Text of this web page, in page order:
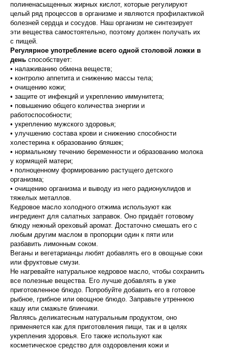
полиненасыщенных жирных кислот, которые регулируют
целый ряд процессов в организме и являются профилактикой
болезней сердца и сосудов. Наш организм не синтезирует
эти вещества самостоятельно, поэтому должен получать их
с пищей.
Регулярное употребление всего одной столовой ложки в
день способствует:
• налаживанию обмена веществ;
• контролю аппетита и снижению массы тела;
• очищению кожи;
• защите от инфекций и укреплению иммунитета;
• повышению общего количества энергии и
работоспособности;
• укреплению мужского здоровья;
• улучшению состава крови и снижению способности
холестерина к образованию бляшек;
• нормальному течению беременности и образованию молока
у кормящей матери;
• полноценному формированию растущего детского
организма;
• очищению организма и выводу из него радионуклидов и
тяжелых металлов.
Кедровое масло холодного отжима используют как
ингредиент для салатных заправок. Оно придаёт готовому
блюду нежный ореховый аромат. Достаточно смешать его с
любым другим маслом в пропорции один к пяти или
разбавить лимонным соком.
Веганы и вегетарианцы любят добавлять его в овощные соки
или фруктовые смузи.
Не нагревайте натуральное кедровое масло, чтобы сохранить
все полезные вещества. Его лучше добавлять в уже
приготовленное блюдо. Попробуйте добавить его в готовое
рыбное, грибное или овощное блюдо. Заправьте утреннюю
кашу или смажьте блинчики.
Являясь деликатесным натуральным продуктом, оно
применяется как для приготовления пищи, так и в целях
укрепления здоровья. Его также используют как
косметическое средство для оздоровления кожи и